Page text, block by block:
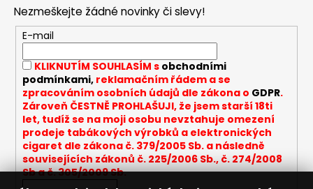
Nezmeškejte žádné novinky či slevy!
E-mail
KLIKNUTÍM SOUHLASÍM s obchodními
podmínkami,reklamačním řádem a se
zpracováním osobních údajů dle zákona o GDPR.
Zároveň ČESTNĚ PROHLAŠUJI, že jsem starší 18ti
let, tudíž se na moji osobu nevztahuje omezení
prodeje tabákových výrobků a elektronických
cigaret dle zákona č. 379/2005 Sb. a následně
souvisejících zákonů č. 225/2006 Sb., č. 274/2008
Sb a č. 305/2009 Sb.